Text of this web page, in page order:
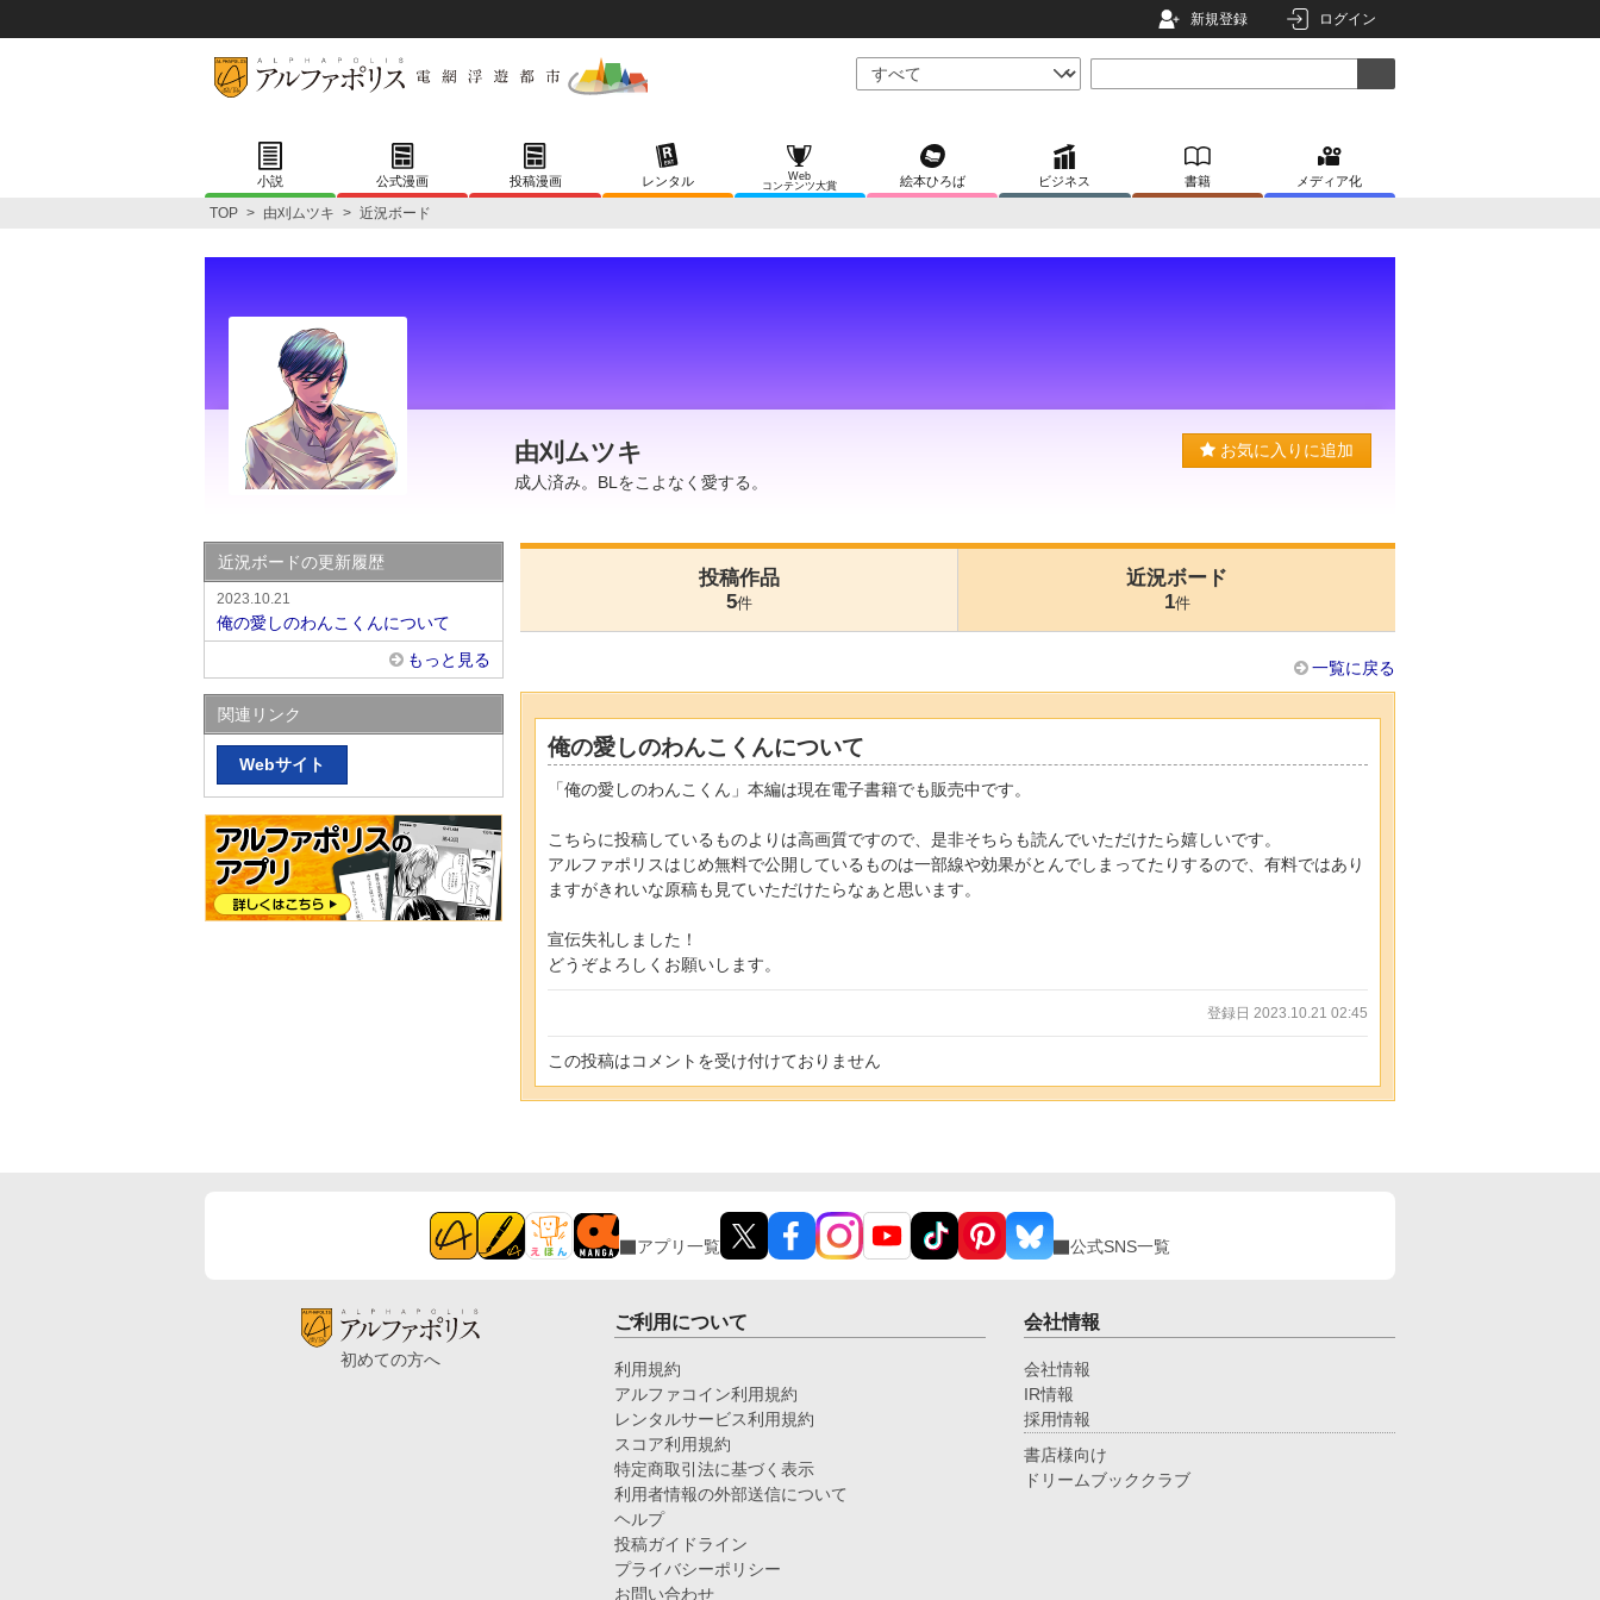
新規登録 ログイン
小説 公式漫画 投稿漫画 レンタル
Web
コンテンツ大賞
絵本ひろば ビジネス 書籍 メディア化
TOP > 由刈ムツキ > 近況ボード
由刈ムツキ
成人済み。BLをこよなく愛する。
お気に入りに追加
投稿作品
5件
近況ボード
1件
一覧に戻る
俺の愛しのわんこくんについて
「俺の愛しのわんこくん」本編は現在電子書籍でも販売中です。
こちらに投稿しているものよりは高画質ですので、是非そちらも読んでいただけたら嬉しいです。
アルファポリスはじめ無料で公開しているものは一部線や効果がとんでしまってたりするので、有料ではあり
ますがきれいな原稿も見ていただけたらなぁと思います。
宣伝失礼しました！
どうぞよろしくお願いします。
登録日 2023.10.21 02:45
この投稿はコメントを受け付けておりません
近況ボードの更新履歴
2023.10.21
俺の愛しのわんこくんについて
もっと見る
関連リンク
Webサイト
アプリ一覧 公式SNS一覧
初めての方へ
ご利用について
利用規約
アルファコイン利用規約
レンタルサービス利用規約
スコア利用規約
特定商取引法に基づく表示
利用者情報の外部送信について
ヘルプ
投稿ガイドライン
プライバシーポリシー
お問い合わせ
会社情報
会社情報
IR情報
採用情報
書店様向け
ドリームブッククラブ